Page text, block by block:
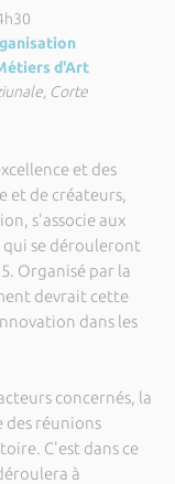
d'Art
Corte
et des
et de créateurs,
s'associe aux
qui se dérouleront
Organisé par la
devrait cette
dans les
concernés, la
des réunions
C'est dans ce
à